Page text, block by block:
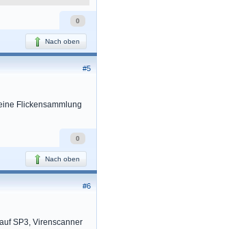
0
Nach oben
#5
Flickensammlung
0
Nach oben
#6
SP3, Virenscanner